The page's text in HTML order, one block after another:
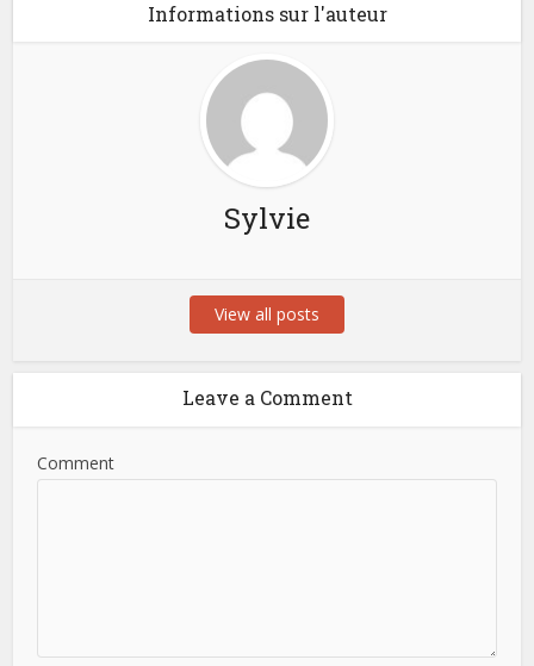
Informations sur l'auteur
Sylvie
View all posts
Leave a Comment
Comment